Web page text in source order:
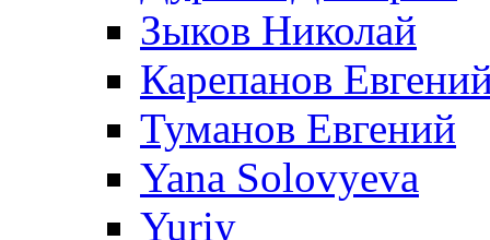
Зыков Николай
Карепанов
Туманов Евгений
Yana Solovyeva
Yuriy